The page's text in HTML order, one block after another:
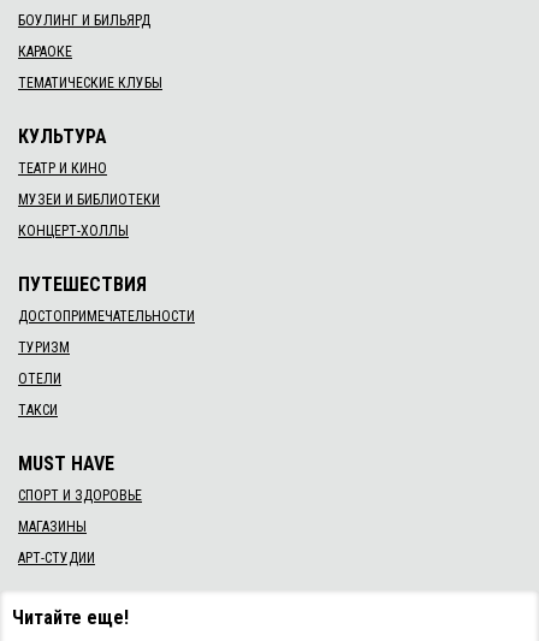
БОУЛИНГ И БИЛЬЯРД
КАРАОКЕ
ТЕМАТИЧЕСКИЕ КЛУБЫ
КУЛЬТУРА
ТЕАТР И КИНО
МУЗЕИ И БИБЛИОТЕКИ
КОНЦЕРТ-ХОЛЛЫ
ПУТЕШЕСТВИЯ
ДОСТОПРИМЕЧАТЕЛЬНОСТИ
ТУРИЗМ
ОТЕЛИ
ТАКСИ
MUST HAVE
СПОРТ И ЗДОРОВЬЕ
МАГАЗИНЫ
АРТ-СТУДИИ
Читайте еще!